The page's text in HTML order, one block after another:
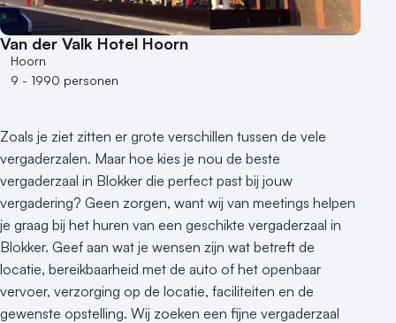
Van der Valk Hotel Hoorn
Hoorn
9 - 1990 personen
Zoals je ziet zitten er grote verschillen tussen de vele
vergaderzalen. Maar hoe kies je nou de beste
vergaderzaal in Blokker die perfect past bij jouw
vergadering? Geen zorgen, want wij van meetings helpen
je graag bij het huren van een geschikte vergaderzaal in
Blokker. Geef aan wat je wensen zijn wat betreft de
locatie, bereikbaarheid met de auto of het openbaar
vervoer, verzorging op de locatie, faciliteiten en de
gewenste opstelling. Wij zoeken een fijne vergaderzaal